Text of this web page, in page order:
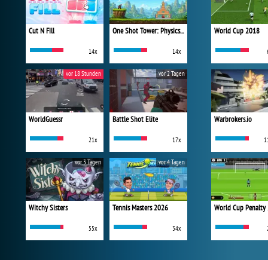
Cut N Fill
14x
One Shot Tower: Physics Destroyer
14x
WorldGuessr
21x
vor 18 Stunden
Battle Shot Elite
17x
vor 2 Tagen
Witchy Sisters
55x
vor 3 Tagen
Tennis Masters 2026
34x
vor 4 Tagen
World Cup 2018
Warbrokers.io
World Cup